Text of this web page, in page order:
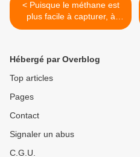
< Puisque le méthane est
plus facile à capturer, à
valoriser... qu'attend
émissions dans l'air en
Hébergé par Overblog
Top articles
Pages
Contact
Signaler un abus
C.G.U.